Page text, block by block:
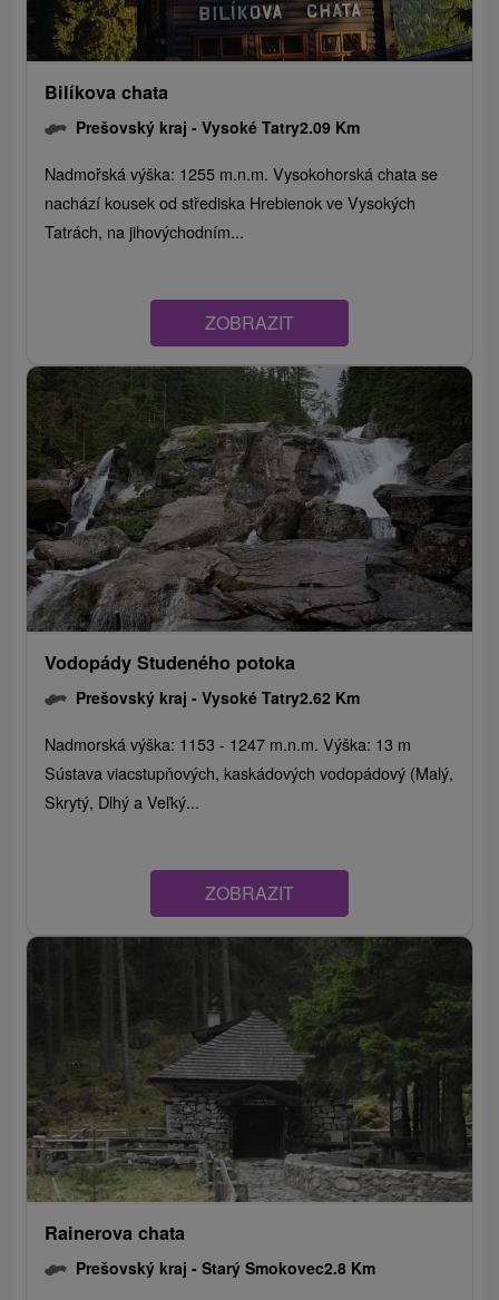
Bilíkova chata
Prešovský kraj -Vysoké Tatry2.09 Km
Nadmořská výška: 1255 m.n.m. Vysokohorská chata se
nachází kousek od střediska Hrebienok ve Vysokých
Tatrách, na jihovýchodním...
ZOBRAZIT
Vodopády Studeného potoka
Prešovský kraj -Vysoké Tatry2.62 Km
Nadmorská výška: 1153 - 1247 m.n.m. Výška: 13 m
Sústava viacstupňových, kaskádových vodopádový (Malý,
Skrytý, Dlhý a Veľký...
ZOBRAZIT
Rainerova chata
Prešovský kraj -Starý Smokovec2.8 Km